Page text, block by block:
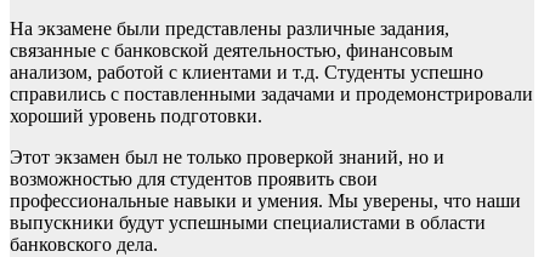
На экзамене были представлены различные задания,
связанные с банковской деятельностью, финансовым
анализом, работой с клиентами и т.д. Студенты успешно
справились с поставленными задачами и продемонстрировали
хороший уровень подготовки.
Этот экзамен был не только проверкой знаний, но и
возможностью для студентов проявить свои
профессиональные навыки и умения. Мы уверены, что наши
выпускники будут успешными специалистами в области
банковского дела.